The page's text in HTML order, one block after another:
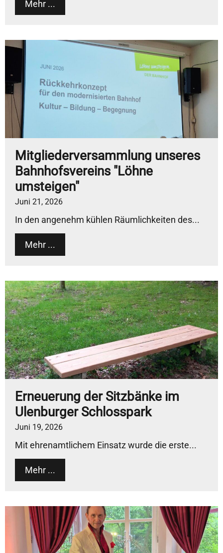
Mehr ...
Mitgliederversammlung unseres
Bahnhofsvereins "Löhne
umsteigen"
Juni 21, 2026
In den angenehm kühlen Räumlichkeiten des...
Mehr ...
Erneuerung der Sitzbänke im
Ulenburger Schlosspark
Juni 19, 2026
Mit ehrenamtlichem Einsatz wurde die erste...
Mehr ...